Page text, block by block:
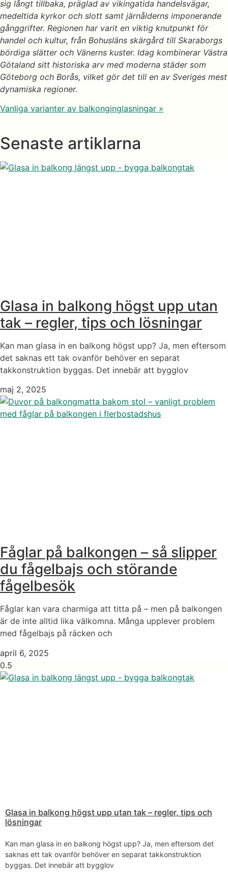
sig långt tillbaka, präglad av vikingatida handelsvägar,
medeltida kyrkor och slott samt järnålderns imponerande
gånggrifter. Regionen har varit en viktig knutpunkt för
handel och kultur, från Bohusläns skärgård till Skaraborgs
bördiga slätter och Vänerns kuster. Idag kombinerar Västra
Götaland sitt historiska arv med moderna städer som
Göteborg och Borås, vilket gör det till en av Sveriges mest
dynamiska regioner.
Vanliga varianter av balkonginglasningar »
Senaste artiklarna
Glasa in balkong högst upp utan
tak – regler, tips och lösningar
Kan man glasa in en balkong högst upp? Ja, men eftersom
det saknas ett tak ovanför behöver en separat
takkonstruktion byggas. Det innebär att bygglov
maj 2, 2025
Fåglar på balkongen – så slipper
du fågelbajs och störande
fågelbesök
Fåglar kan vara charmiga att titta på – men på balkongen
är de inte alltid lika välkomna. Många upplever problem
med fågelbajs på räcken och
april 6, 2025
Glasa in balkong högst upp utan tak – regler, tips och
lösningar
Kan man glasa in en balkong högst upp? Ja, men eftersom det
saknas ett tak ovanför behöver en separat takkonstruktion
byggas. Det innebär att bygglov